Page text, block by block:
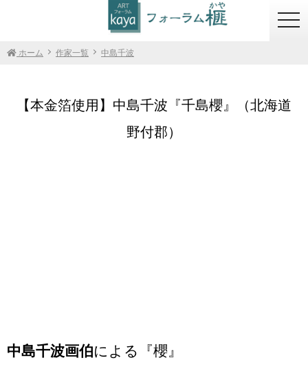
ホーム 作家一覧 中島千波
【本金箔使用】中島千波『千島櫻』（北海道
野付郡）
中島千波画伯による『櫻』